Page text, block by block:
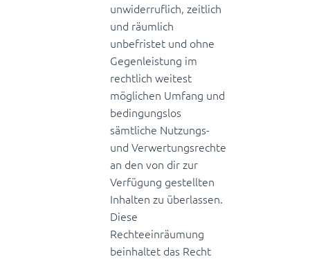
unwiderruflich, zeitlich
und räumlich
unbefristet und ohne
Gegenleistung im
rechtlich weitest
möglichen Umfang und
bedingungslos
sämtliche Nutzungs-
und Verwertungsrechte
an den von dir zur
Verfügung gestellten
Inhalten zu überlassen.
Diese
Rechteeinräumung
beinhaltet das Recht